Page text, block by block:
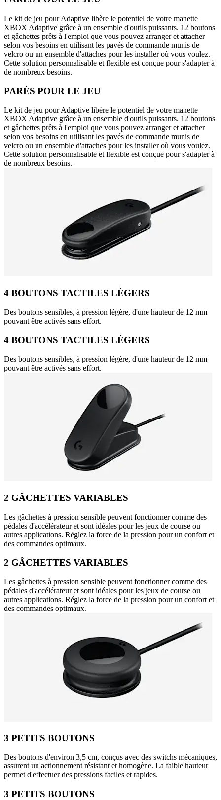
Le kit de jeu pour Adaptive libère le potentiel de votre manette
XBOX Adaptive grâce à un ensemble d'outils puissants. 12 boutons
et gâchettes prêts à l'emploi que vous pouvez arranger et attacher
selon vos besoins en utilisant les pavés de commande munis de
velcro ou un ensemble d'attaches pour les installer où vous voulez.
Cette solution personnalisable et flexible est conçue pour s'adapter à
de nombreux besoins.
PARÉS POUR LE JEU
Le kit de jeu pour Adaptive libère le potentiel de votre manette
XBOX Adaptive grâce à un ensemble d'outils puissants. 12 boutons
et gâchettes prêts à l'emploi que vous pouvez arranger et attacher
selon vos besoins en utilisant les pavés de commande munis de
velcro ou un ensemble d'attaches pour les installer où vous voulez.
Cette solution personnalisable et flexible est conçue pour s'adapter à
de nombreux besoins.
4 BOUTONS TACTILES LÉGERS
Des boutons sensibles, à pression légère, d'une hauteur de 12 mm
pouvant être activés sans effort.
4 BOUTONS TACTILES LÉGERS
Des boutons sensibles, à pression légère, d'une hauteur de 12 mm
pouvant être activés sans effort.
2 GÂCHETTES VARIABLES
Les gâchettes à pression sensible peuvent fonctionner comme des
pédales d'accélérateur et sont idéales pour les jeux de course ou
autres applications. Réglez la force de la pression pour un confort et
des commandes optimaux.
2 GÂCHETTES VARIABLES
Les gâchettes à pression sensible peuvent fonctionner comme des
pédales d'accélérateur et sont idéales pour les jeux de course ou
autres applications. Réglez la force de la pression pour un confort et
des commandes optimaux.
3 PETITS BOUTONS
Des boutons d'environ 3,5 cm, conçus avec des switchs mécaniques,
assurent un actionnement résistant et homogène. La faible hauteur
permet d'effectuer des pressions faciles et rapides.
3 PETITS BOUTONS